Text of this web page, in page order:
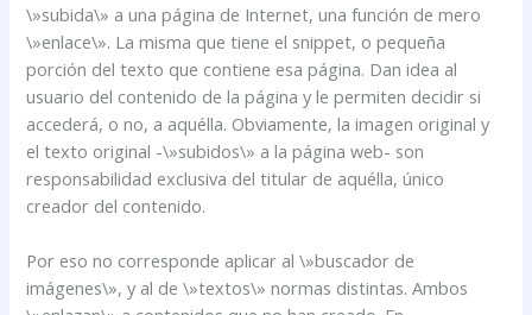
\»subida\» a una página de Internet, una función de mero
\»enlace\». La misma que tiene el snippet, o pequeña
porción del texto que contiene esa página. Dan idea al
usuario del contenido de la página y le permiten decidir si
accederá, o no, a aquélla. Obviamente, la imagen original y
el texto original -\»subidos\» a la página web- son
responsabilidad exclusiva del titular de aquélla, único
creador del contenido.
Por eso no corresponde aplicar al \»buscador de
imágenes\», y al de \»textos\» normas distintas. Ambos